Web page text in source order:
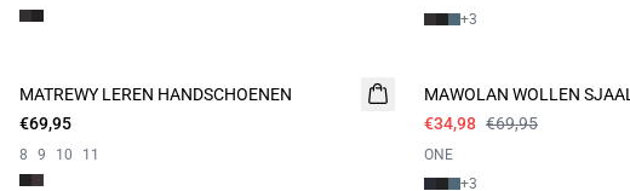
+3
MATREWY LEREN HANDSCHOENEN
€69,95
8 9 10 11
MAWOLAN WOLLEN SJAAL
€34,98 €69,95
ONE
+3